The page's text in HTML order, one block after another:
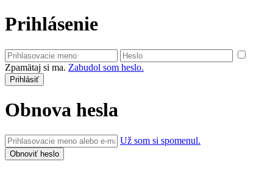
Prihlásenie
Zpamätaj si ma. Zabudol som heslo.
Obnova hesla
Už som si spomenul.